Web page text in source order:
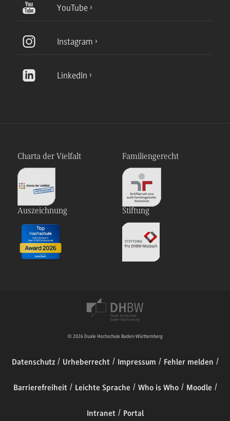
YouTube
Instagram
LinkedIn
Charta der Vielfalt Familiengerecht
Auszeichnung Stiftung
© 2026 Duale Hochschule Baden-Württemberg
Datenschutz Urheberrecht Impressum Fehler melden
Barrierefreiheit Leichte Sprache Who is Who Moodle
Intranet Portal